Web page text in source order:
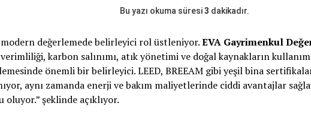
Bu yazı okuma süresi3 dakikadır.
değerlemede belirleyici rol üstleniyor.EVA Gayrimenkul
karbon salınımı, atık yönetimi ve doğal kaynakların
önemli bir belirleyici. LEED, BREEAM gibi yeşil bina
aynı zamanda enerji ve bakım maliyetlerinde ciddi avantajlar
şeklinde açıklıyor.